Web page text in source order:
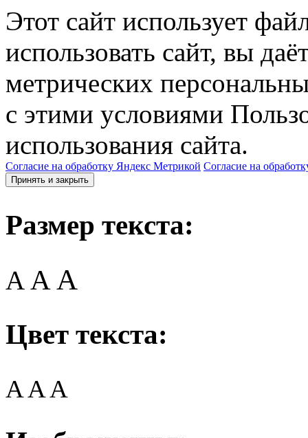
Этот сайт использует
использовать сайт, вы
метрических
с этими условиями
использования сайта.
Согласие на обработку Яндекс Метрикой Согласие на
Принять и закрыть
Размер текста:
A AA
Цвет текста:
AAA